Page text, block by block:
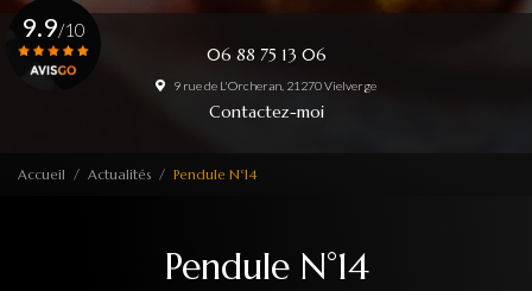
06 88 75 13 06
9 rue de L'Orcheran, 21270 Vielverge
Contactez-moi
9.9/10
Accueil Actualités Pendule N°14
Pendule N°14